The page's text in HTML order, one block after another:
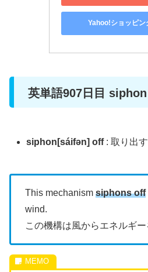
Yahoo!ショッピン
英単語907日目
siphon[sáifən] off: 取り出す
This mechanism siphons off
wind.
この機構は風からエネルギー